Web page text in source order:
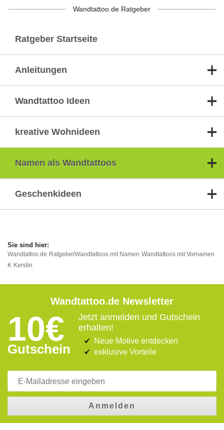
Wandtattoo.de Ratgeber
Ratgeber Startseite
Anleitungen
Wandtattoo Ideen
kreative Wohnideen
Namen als Wandtattoos
Geschenkideen
Wandtattoo.de RatgeberWandtattoos mit Namen Wandtattoos mit Vornamen
K Kerstin
Wandtattoo.de Newsletter
10€
Gutschein
Jetzt anmelden und Gutschein
erhalten!
Neue Motive entdecken
exklusive Vorteile
Anmelden